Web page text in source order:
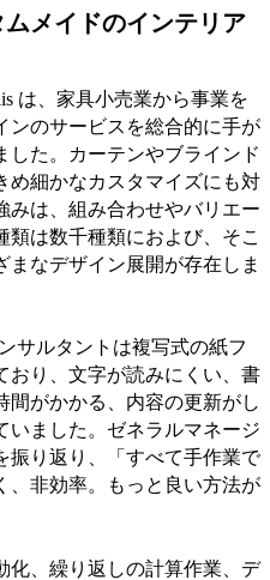
メイドのインテリア
は、家具小売業から事業を
ンのサービスを総合的に手が
した。カーテンやブラインド
め細かなカスタマイズにも対
みは、組み合わせやバリエー
類は数千種類におよび、そこ
なデザイン展開が存在しま
サルタントは複写式の紙フ
おり、文字が読みにくい、書
間がかかる、内容の更新がし
いました。ゼネラルマネージ
振り返り、「すべて手作業で
、非効率。もっと良い方法が
化、繰り返しの計算作業、デ